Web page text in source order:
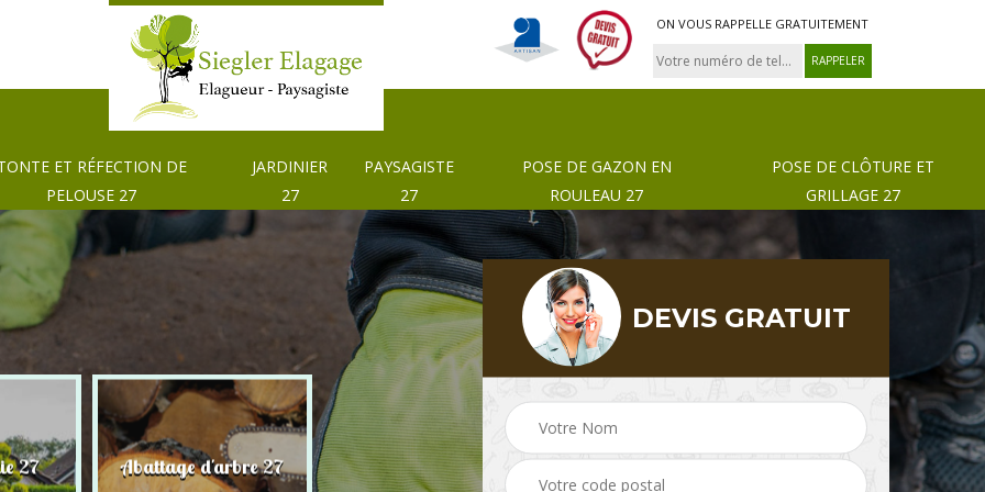
ON VOUS RAPPELLE GRATUITEMENT
ET RÉFECTION DE
PELOUSE 27
JARDINIER
27
PAYSAGISTE
27
POSE DE GAZON EN
ROULEAU 27
POSE DE CLÔTURE ET
GRILLAGE 27
27 Abattage d'arbre 27 Tonte et réfection de
pelouse 27 Paysagiste 27 Pose de gazon en
rouleau 27
DEVIS GRATUIT